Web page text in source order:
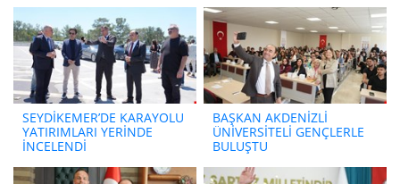
SEYDİKEMER’DE KARAYOLU
YATIRIMLARI YERİNDE
İNCELENDİ
BAŞKAN AKDENİZLİ
ÜNİVERSİTELİ GENÇLERLE
BULUŞTU